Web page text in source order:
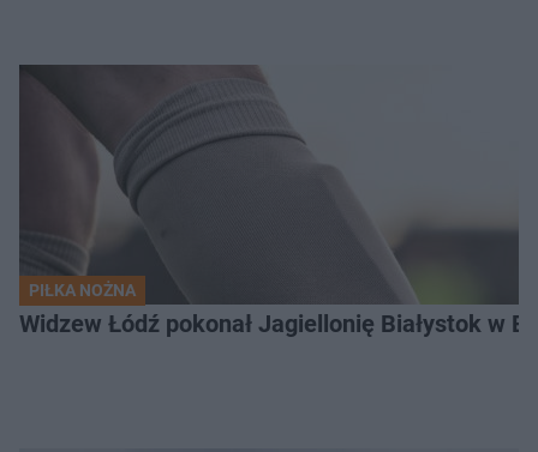
PIŁKA NOŻNA
Widzew Łódź pokonał Jagiellonię Białystok w